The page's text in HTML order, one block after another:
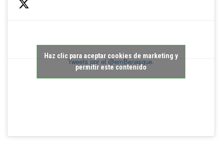
Tweets por el @emBenasque.
Haz clic para aceptar cookies de marketing y
permitir este contenido